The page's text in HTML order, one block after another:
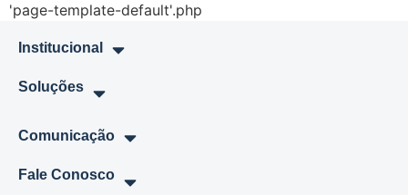
'page-template-default'.php
Institucional
Soluções
Comunicação
Fale Conosco